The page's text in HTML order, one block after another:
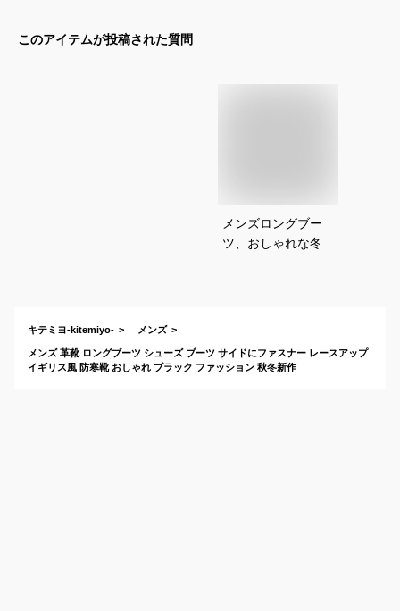
このアイテムが投稿された質問
メンズロングブー
ツ、おしゃれな冬コ
キテミヨ-kitemiyo- メンズ
メンズ 革靴 ロングブーツ シューズ ブーツ サイドにファスナー レースアップ
イギリス風 防寒靴 おしゃれ ブラック ファッション 秋冬新作